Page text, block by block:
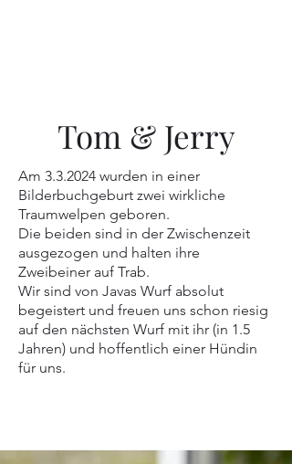
Tom & Jerry
Am 3.3.2024 wurden in einer
Bilderbuchgeburt zwei wirkliche
Traumwelpen geboren.
Die beiden sind in der Zwischenzeit
ausgezogen und halten ihre
Zweibeiner auf Trab.
Wir sind von Javas Wurf absolut
begeistert und freuen uns schon riesig
auf den nächsten Wurf mit ihr (in 1.5
Jahren) und hoffentlich einer Hündin
für uns.